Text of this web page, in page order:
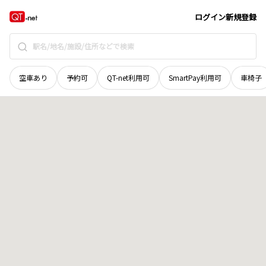
ログイン新規登録
空車あり 予約可 QT-net利用可 SmartPay利用可 車椅子
鳥取県